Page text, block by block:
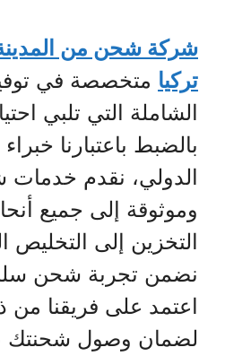
شركة شحن من
تركيا متخصصة في
الشاملة التي تلبي
بالضبط باعتبارنا
الدولي، نقدم
وموثوقة إلى جميع
التخزين إلى التخليص
نضمن تجربة شحن
اعتمد على فريقنا من
لضمان وصول شحنتك